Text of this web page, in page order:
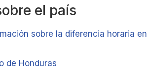
el país
sobre la diferencia horaria en
de Honduras